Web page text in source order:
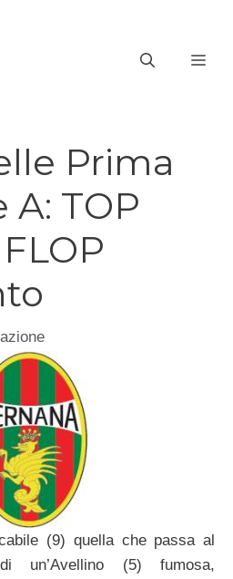
Prima
A: TOP
(9) quella che passa al
un’Avellino (5) fumosa,